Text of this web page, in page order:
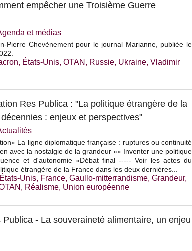
empêcher une Troisième Guerre
et médias
Pierre Chevènement pour le journal Marianne, publiée le
, États-Unis, OTAN , Russie, Ukraine, Vladimir
Res Publica : "La politique étrangère de la
: enjeux et perspectives"
La ligne diplomatique française : ruptures ou continuité
avec la nostalgie de la grandeur »« Inventer une politique
et d'autonomie »Débat final ----- Voir les actes du
étrangère de la France dans les deux dernières...
États-Unis, France, Gaullo-mitterrandisme, Grandeur,
, Réalisme, Union européenne
- La souveraineté alimentaire, un enjeu